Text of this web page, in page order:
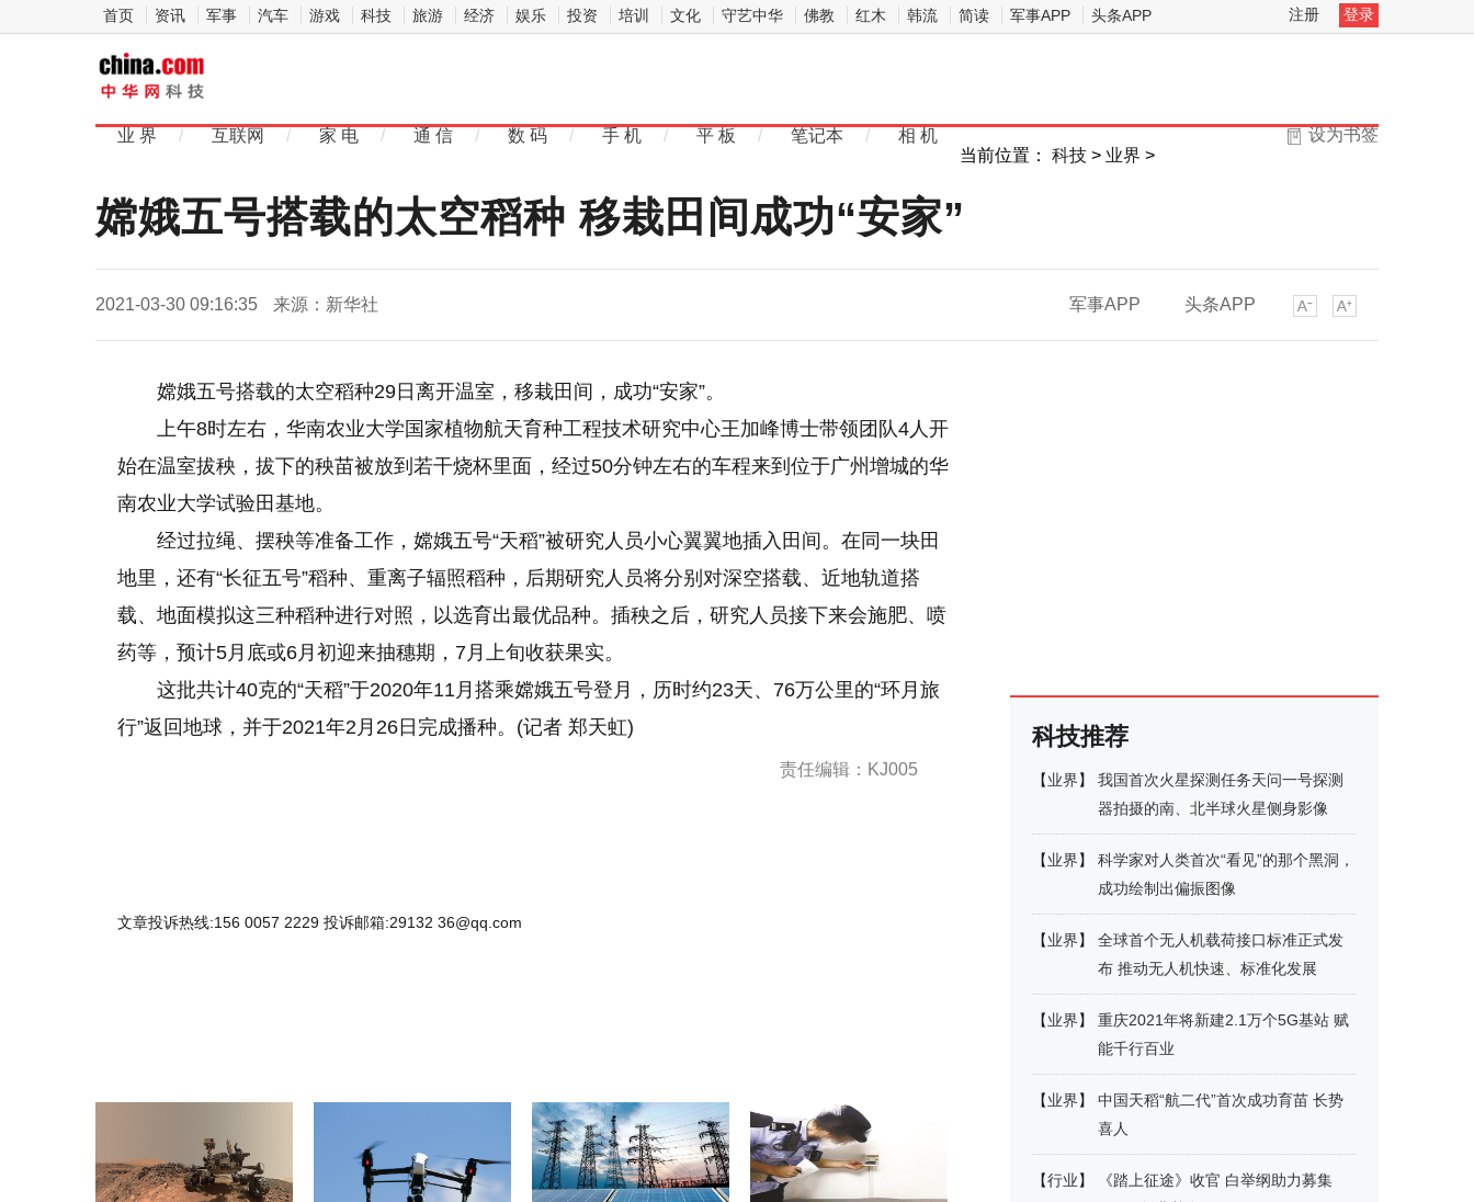
首页 资讯 军事 汽车 游戏 科技 旅游 经济 娱乐 投资 培训 文化 守艺中华 佛教 红木 韩流 简读 军事APP 头条APP 注册 登录
华网科
设为书签
业 界 / 互联网 / 家 电 / 通 信 / 数 码 / 手 机 / 平 板 / 笔记本 /
相 机
当前位置： 科技 > 业界 >
嫦娥五号搭载的太空稻种 移栽田间成功“安家”
2021-03-30 09:16:35 来源：新华社 军事APP 头条APP
嫦娥五号搭载的太空稻种29日离开温室，移栽田间，成功“安家”。
上午8时左右，华南农业大学国家植物航天育种工程技术研究中心王加峰博士带领团队4人开
始在温室拔秧，拔下的秧苗被放到若干烧杯里面，经过50分钟左右的车程来到位于广州增城的华
南农业大学试验田基地。
经过拉绳、摆秧等准备工作，嫦娥五号“天稻”被研究人员小心翼翼地插入田间。在同一块田
地里，还有“长征五号”稻种、重离子辐照稻种，后期研究人员将分别对深空搭载、近地轨道搭
载、地面模拟这三种稻种进行对照，以选育出最优品种。插秧之后，研究人员接下来会施肥、喷
药等，预计5月底或6月初迎来抽穗期，7月上旬收获果实。
这批共计40克的“天稻”于2020年11月搭乘嫦娥五号登月，历时约23天、76万公里的“环月旅
行”返回地球，并于2021年2月26日完成播种。(记者 郑天虹)
责任编辑：KJ005
文章投诉热线:156 0057 2229 投诉邮箱:29132 36@qq.com
科技推荐
【业界】
我国首次火星探测任务天问一号探测
器拍摄的南、北半球火星侧身影像
【业界】
科学家对人类首次“看见”的那个黑洞，
成功绘制出偏振图像
【业界】
全球首个无人机载荷接口标准正式发
布 推动无人机快速、标准化发展
【业界】
重庆2021年将新建2.1万个5G基站 赋
能千行百业
【业界】
中国天稻“航二代”首次成功育苗 长势
喜人
【行业】
《踏上征途》收官 白举纲助力募集